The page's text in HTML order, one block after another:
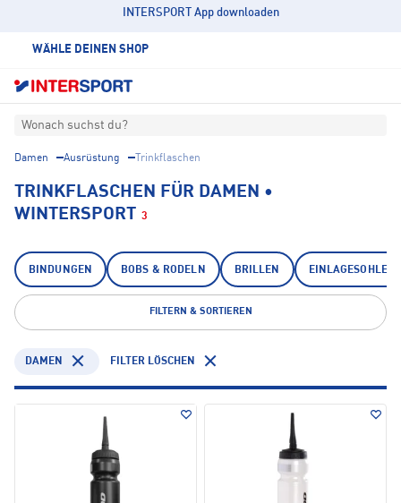
INTERSPORT App downloaden
WÄHLE DEINEN SHOP
Wonach suchst du?
Damen Ausrüstung Trinkflaschen
TRINKFLASCHEN FÜR DAMEN •
WINTERSPORT
3
BINDUNGEN BOBS & RODELN BRILLEN EINLAGESOHLEN
FILTERN & SORTIEREN
DAMEN FILTER LÖSCHEN